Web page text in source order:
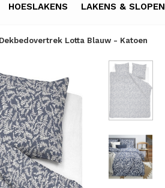
HOESLAKENS LAKENS & SLOPEN
Lotta Blauw - Katoen